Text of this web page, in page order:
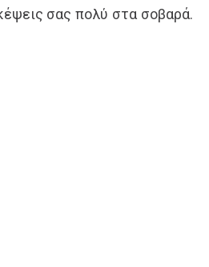
σας πολύ στα σοβαρά.